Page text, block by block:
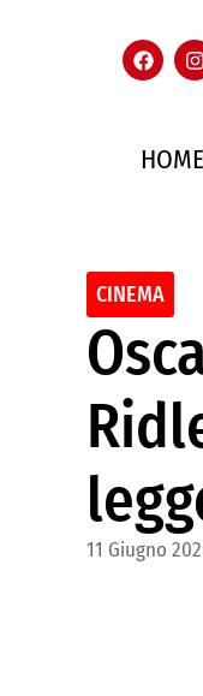
HOME
CINEMA
11 Giugno